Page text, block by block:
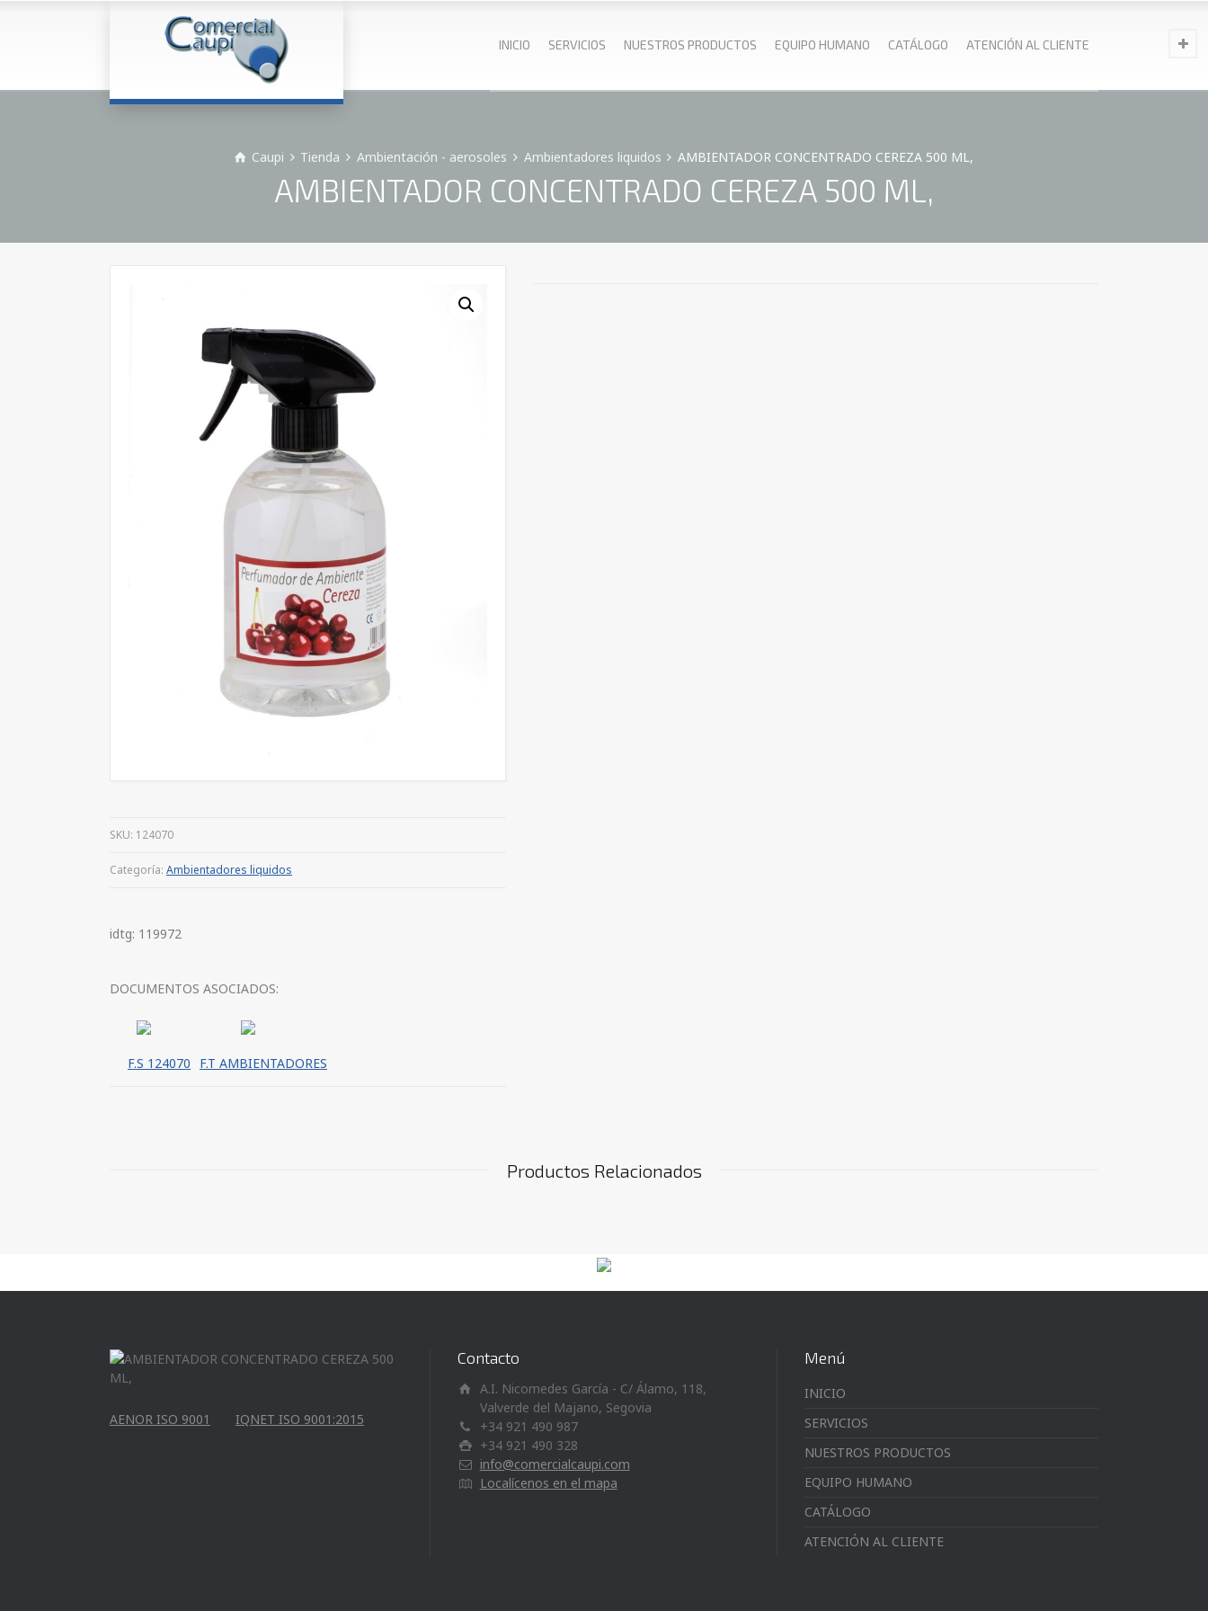
INICIO SERVICIOS NUESTROS PRODUCTOS EQUIPO HUMANO CATÁLOGO ATENCIÓN AL CLIENTE
Caupi Tienda Ambientación - aerosoles Ambientadores liquidos AMBIENTADOR CONCENTRADO CEREZA 500 ML,
AMBIENTADOR CONCENTRADO CEREZA 500 ML,
SKU: 124070
Categoría: Ambientadores liquidos
idtg: 119972
DOCUMENTOS ASOCIADOS:
F.S 124070 F.T AMBIENTADORES
Productos Relacionados
AENOR ISO 9001 IQNET ISO 9001:2015
Contacto
A.I. Nicomedes García - C/ Álamo, 118,
Valverde del Majano, Segovia
+34 921 490 987
+34 921 490 328
info@comercialcaupi.com
Localícenos en el mapa
Menú
INICIO
SERVICIOS
NUESTROS PRODUCTOS
EQUIPO HUMANO
CATÁLOGO
ATENCIÓN AL CLIENTE